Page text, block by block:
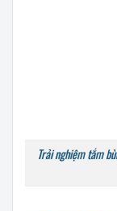
Trải nghiệm tắm